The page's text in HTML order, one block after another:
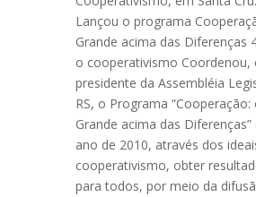
Lançou o programa
Grande acima das Diferenças
o cooperativismo Coordenou,
presidente da Assembléia
RS, o Programa “Cooperação:
Grande acima das
ano de 2010, através dos
cooperativismo, obter
para todos, por meio da